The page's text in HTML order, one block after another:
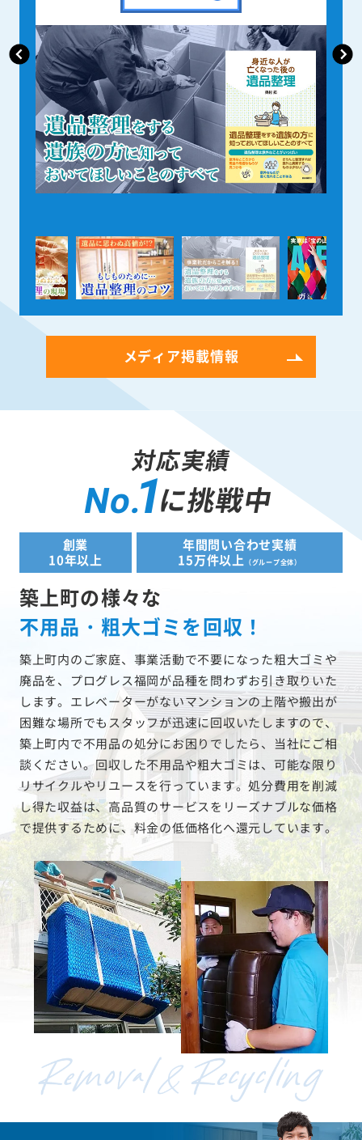
メディア掲載情報
対応実績
No.1に挑戦中
創業
10年以上
年間問い合わせ実績
15万件以上
（グループ全体）
築上町の様々な
不用品・粗大ゴミを回収！
築上町内のご家庭、事業活動で不要になった粗大ゴミや
廃品を、プログレス福岡が品種を問わずお引き取りいた
します。エレベーターがないマンションの上階や搬出が
困難な場所でもスタッフが迅速に回収いたしますので、
築上町内で不用品の処分にお困りでしたら、当社にご相
談ください。回収した不用品や粗大ゴミは、可能な限り
リサイクルやリユースを行っています。処分費用を削減
し得た収益は、高品質のサービスをリーズナブルな価格
で提供するために、料金の低価格化へ還元しています。